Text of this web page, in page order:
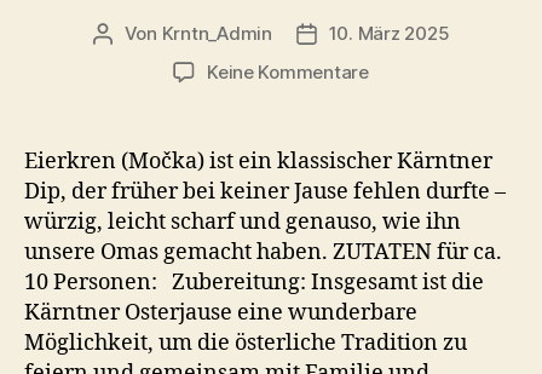
Beitragsautor
Von Krntn_Admin Veröffentlichungsdatum
10. März 2025
Keine Kommentarezu
Rezept
–
Würzig-
scharfer
Dip
wie
bei
Oma
Eierkren (Močka) ist ein klassischer Kärntner
Dip, der früher bei keiner Jause fehlen durfte –
würzig, leicht scharf und genauso, wie ihn
unsere Omas gemacht haben. ZUTATEN für ca.
10 Personen: Zubereitung: Insgesamt ist die
Kärntner Osterjause eine wunderbare
Möglichkeit, um die österliche Tradition zu